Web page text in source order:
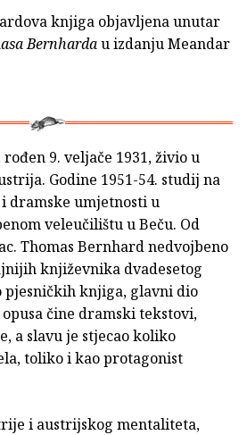
knjiga objavljena unutar
Bernhardau izdanju Meandar
rođen 9. veljače 1931, živio u
Godine 1951-54. studij na
dramske umjetnosti u
veleučilištu u Beču. Od
Thomas Bernhard nedvojbeno
književnika dvadesetog
pjesničkih knjiga, glavni dio
čine dramski tekstovi,
a slavu je stjecao koliko
toliko i kao protagonist
i austrijskog mentaliteta,